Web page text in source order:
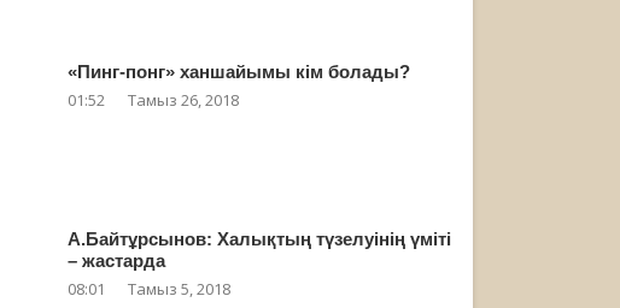
«Пинг-понг» ханшайымы кім болады?
01:52 Тамыз 26, 2018
А.Байтұрсынов: Халықтың түзелуінің үміті
– жастарда
08:01 Тамыз 5, 2018